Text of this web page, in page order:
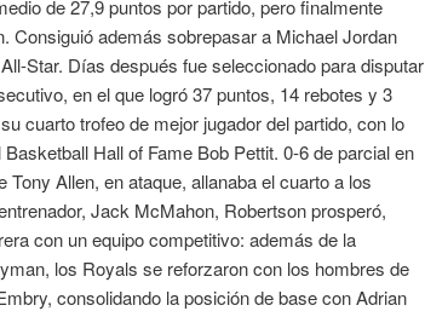
de 27,9 puntos por partido, pero finalmente
Consiguió además sobrepasar a Michael Jordan
Star. Días después fue seleccionado para disputar
en el que logró 37 puntos, 14 rebotes y 3
cuarto trofeo de mejor jugador del partido, con lo
Hall of Fame Bob Pettit. 0-6 de parcial en
Tony Allen, en ataque, allanaba el cuarto a los
Jack McMahon, Robertson prosperó,
con un equipo competitivo: además de la
los Royals se reforzaron con los hombres de
consolidando la posición de base con Adrian